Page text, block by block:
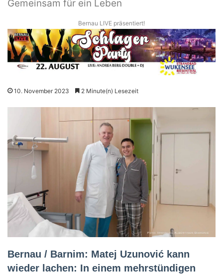
Gemeinsam für ein Leben
Bernau LIVE präsentiert!
10. November 2023 2 Minute(n) Lesezeit
Bernau / Barnim: Matej Uzunović kann
wieder lachen: In einem mehrstündigen